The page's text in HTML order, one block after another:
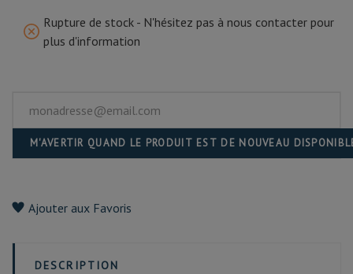
Rupture de stock - N'hésitez pas à nous contacter pour
plus d'information
M'AVERTIR QUAND LE PRODUIT EST DE NOUVEAU
Ajouter aux Favoris
DESCRIPTION